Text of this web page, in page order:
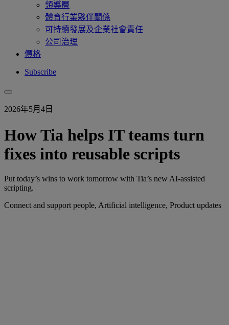
領導層
體育行業夥伴關係
可持續發展及企業社會責任
公司治理
價格
Subscribe
2026年5月4日
How Tia helps IT teams turn
fixes into reusable scripts
Put today’s wins to work tomorrow with Tia’s new AI-assisted
scripting.
Connect and support people, Artificial intelligence, Product updates